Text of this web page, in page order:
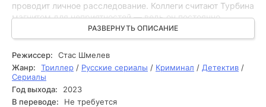
проводит личное расследование. Коллеги считают Турбина
магнитом для неприятностей — ведь он постоянно
оказывается в эпицентре событий. Но именно
это качество и помогает ему раскрывать самые
запутанные преступления.
РАЗВЕРНУТЬ ОПИСАНИЕ
Режиссер:
Стас Шмелев
Жанр:
Триллер / Русские сериалы / Криминал / Детектив /
Сериалы
Год выхода:
2023
В переводе:
Не требуется